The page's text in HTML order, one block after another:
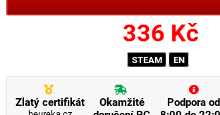
336 Kč
STEAM EN
Zlatý certifikát
Okamžité
Podpora od